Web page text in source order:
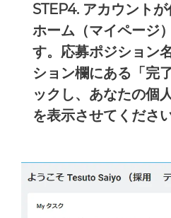
STEP4. アカウント
ホーム（マイページ
す。応募ポジション
ション欄にある「完
ックし、あなたの個
を表示させてください